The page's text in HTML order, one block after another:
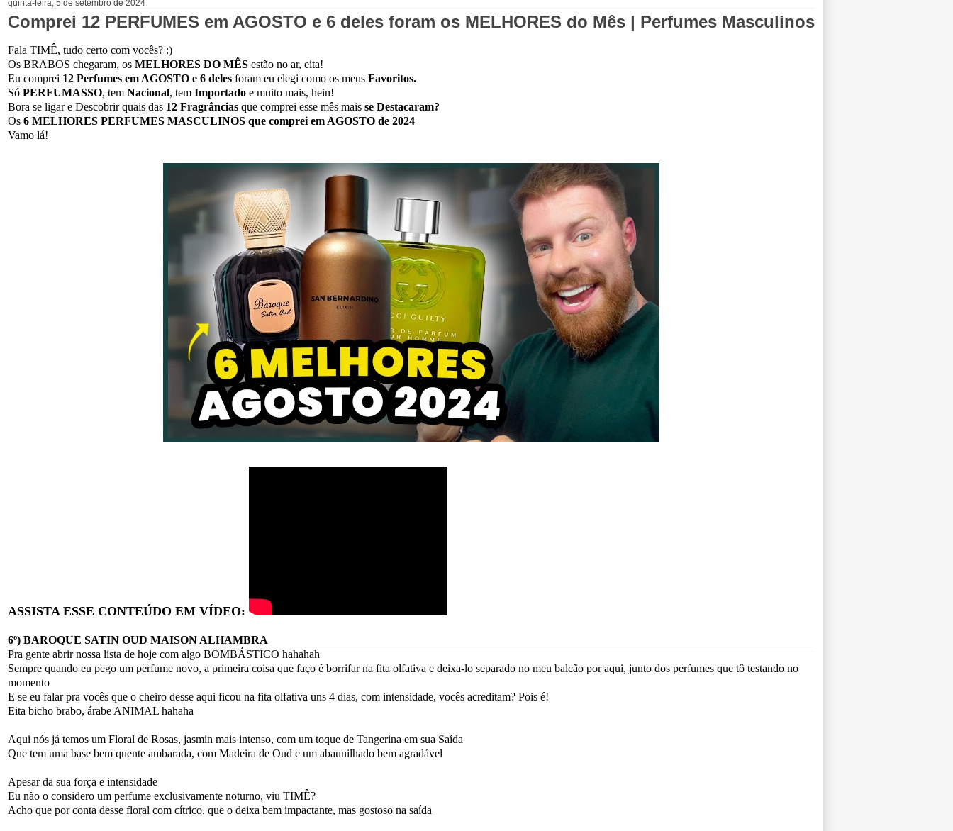
quinta-feira, 5 de setembro de 2024
Comprei 12 PERFUMES em AGOSTO e 6 deles foram os MELHORES do Mês | Perfumes Masculinos
Fala TIMÊ, tudo certo com vocês? :)
Os BRABOS chegaram, os MELHORES DO MÊS estão no ar, eita!
Eu comprei 12 Perfumes em AGOSTO e 6 deles foram eu elegi como os meus Favoritos.
Só PERFUMASSO, tem Nacional, tem Importado e muito mais, hein!
Bora se ligar e Descobrir quais das 12 Fragrâncias que comprei esse mês mais se Destacaram?
Os 6 MELHORES PERFUMES MASCULINOS que comprei em AGOSTO de 2024
Vamo lá!
ASSISTA ESSE CONTEÚDO EM VÍDEO:
6º) BAROQUE SATIN OUD MAISON ALHAMBRA
Pra gente abrir nossa lista de hoje com algo BOMBÁSTICO hahahah
Sempre quando eu pego um perfume novo, a primeira coisa que faço é borrifar na fita olfativa e deixa-lo separado no meu balcão por aqui, junto dos perfumes que tô testando no
momento
E se eu falar pra vocês que o cheiro desse aqui ficou na fita olfativa uns 4 dias, com intensidade, vocês acreditam? Pois é!
Eita bicho brabo, árabe ANIMAL hahaha
Aqui nós já temos um Floral de Rosas, jasmin mais intenso, com um toque de Tangerina em sua Saída
Que tem uma base bem quente ambarada, com Madeira de Oud e um abaunilhado bem agradável
Apesar da sua força e intensidade
Eu não o considero um perfume exclusivamente noturno, viu TIMÊ?
Acho que por conta desse floral com cítrico, que o deixa bem impactante, mas gostoso na saída